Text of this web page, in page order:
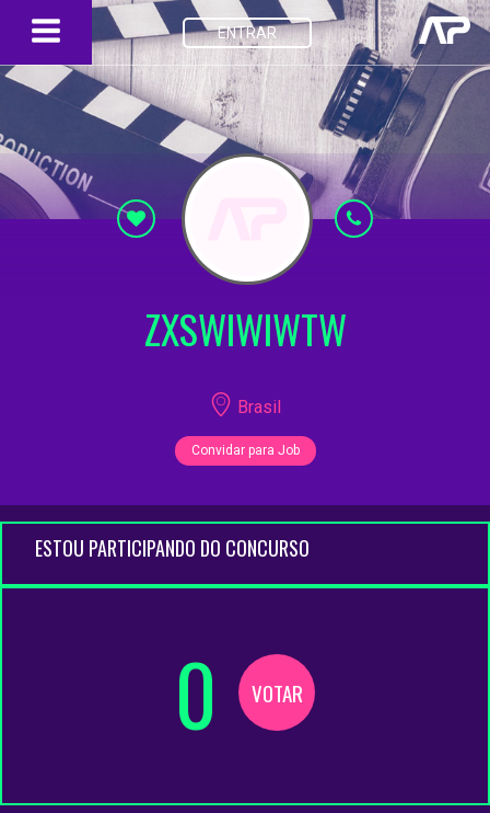
ENTRAR
ZXSWIWIWTW
Brasil
Convidar para Job
ESTOU PARTICIPANDO DO CONCURSO
0 VOTAR